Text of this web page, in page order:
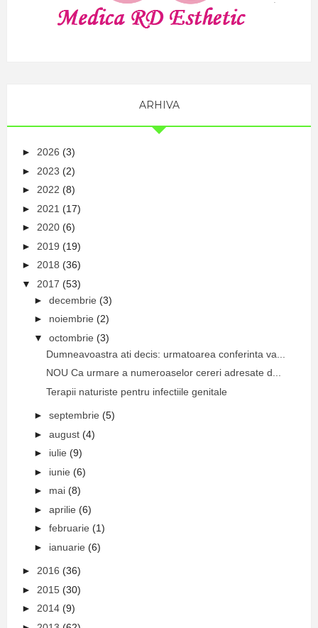
ARHIVA
► 2026 (3)
► 2023 (2)
► 2022 (8)
► 2021 (17)
► 2020 (6)
► 2019 (19)
► 2018 (36)
▼
2017 (53)
► decembrie (3)
► noiembrie (2)
▼
octombrie (3)
Dumneavoastra ati decis: urmatoarea conferinta va...
NOU Ca urmare a numeroaselor cereri adresate d...
Terapii naturiste pentru infectiile genitale
► septembrie (5)
► august (4)
► iulie (9)
► iunie (6)
► mai (8)
► aprilie (6)
► februarie (1)
► ianuarie (6)
► 2016 (36)
► 2015 (30)
► 2014 (9)